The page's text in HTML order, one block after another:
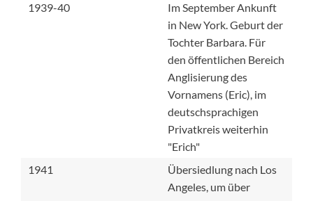
1939-40
Im September Ankunft
in New York. Geburt der
Tochter Barbara. Für
den öffentlichen Bereich
Anglisierung des
Vornamens (Eric), im
deutschsprachigen
Privatkreis weiterhin
"Erich"
1941
Übersiedlung nach Los
Angeles, um über